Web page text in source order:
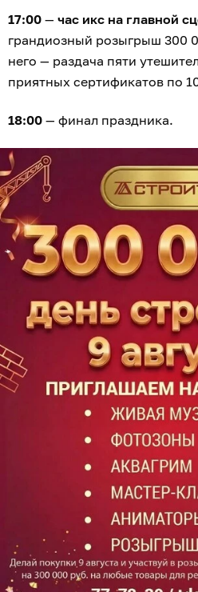
17:00 — час икс на главной
грандиозный розыгрыш 300
него — раздача пяти
приятных сертификатов по
18:00 — финал праздника.